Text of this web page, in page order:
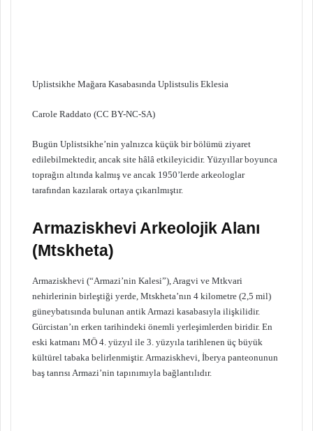
Uplistsikhe Mağara Kasabasında Uplistsulis Eklesia
Carole Raddato (CC BY-NC-SA)
Bugün Uplistsikhe’nin yalnızca küçük bir bölümü ziyaret
edilebilmektedir, ancak site hâlâ etkileyicidir. Yüzyıllar boyunca
toprağın altında kalmış ve ancak 1950’lerde arkeologlar
tarafından kazılarak ortaya çıkarılmıştır.
Armaziskhevi Arkeolojik Alanı
(Mtskheta)
Armaziskhevi (“Armazi’nin Kalesi”), Aragvi ve Mtkvari
nehirlerinin birleştiği yerde, Mtskheta’nın 4 kilometre (2,5 mil)
güneybatısında bulunan antik Armazi kasabasıyla ilişkilidir.
Gürcistan’ın erken tarihindeki önemli yerleşimlerden biridir. En
eski katmanı MÖ 4. yüzyıl ile 3. yüzyıla tarihlenen üç büyük
kültürel tabaka belirlenmiştir. Armaziskhevi, İberya panteonunun
baş tanrısı Armazi’nin tapınımıyla bağlantılıdır.